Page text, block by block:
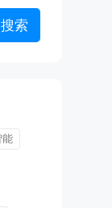
能